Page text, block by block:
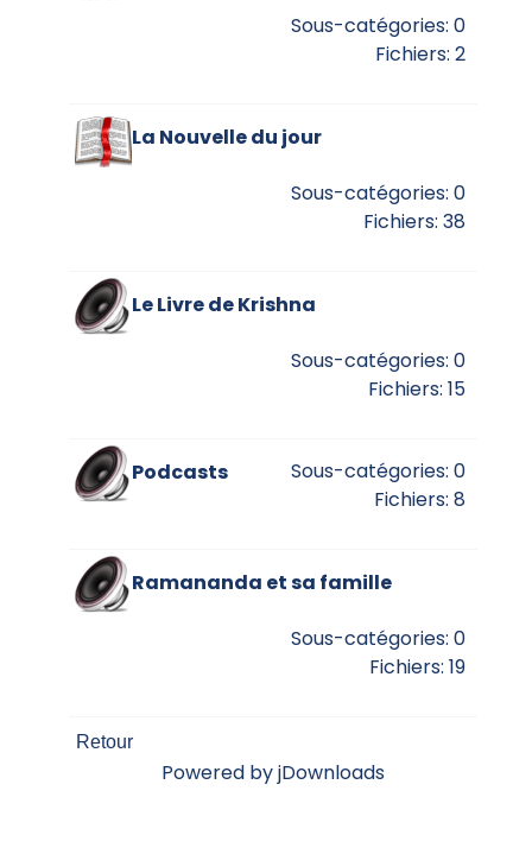
Sous-catégories: 0
Fichiers: 2
La Nouvelle du jour
Sous-catégories: 0
Fichiers: 38
Le Livre de Krishna
Sous-catégories: 0
Fichiers: 15
Podcasts
Sous-catégories: 0
Fichiers: 8
Ramananda et sa famille
Sous-catégories: 0
Fichiers: 19
Retour
Powered by jDownloads